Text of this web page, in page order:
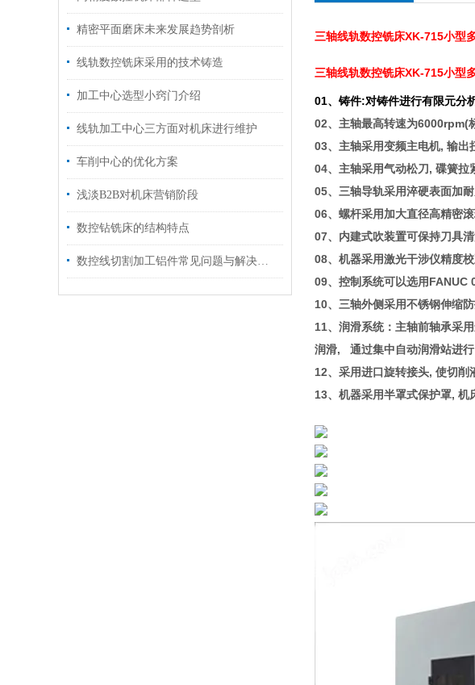
精密平面磨床未来发展趋势剖析
线轨数控铣床采用的技术铸造
加工中心选型小窍门介绍
线轨加工中心三方面对机床进行维护
车削中心的优化方案
浅淡B2B对机床营销阶段
数控钻铣床的结构特点
数控线切割加工铝件常见问题与解决方法
三轴线轨数控铣床XK-715小型
三轴线轨数控铣床XK-715小型
01、铸件:对铸件进行有限元分
02、主轴最高转速为6000rpm(
03、主轴采用变频主电机, 输出
04、主轴采用气动松刀, 碟簧拉
05、三轴导轨采用淬硬表面加
06、螺杆采用加大直径高精密
07、内建式吹装置可保持刀具清
08、机器采用激光干涉仪精度
09、控制系统可以选用FANUC
10、三轴外侧采用不锈钢伸缩
11、润滑系统：主轴前轴承采
润滑, 通过集中自动润滑站进行
12、采用进口旋转接头, 使切削
13、机器采用半罩式保护罩, 机